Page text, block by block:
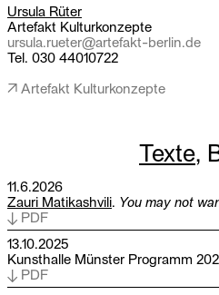
Ursula Rüter
Artefakt Kulturkonzepte
ursula.rueter@artefakt-berlin.de
Tel. 030 44010722
↗ Artefakt Kulturkonzepte
Texte,
11.6.2026
Zauri Matikashvili. You may not
↓ PDF
13.10.2025
Kunsthalle Münster Programm
↓ PDF